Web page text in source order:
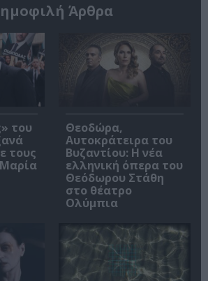
Άρθρα
του
τους
Θεοδώρα,
Αυτοκράτειρα του
Βυζαντίου: Η νέα
ελληνική όπερα του
Θεόδωρου Στάθη
στο θέατρο
Ολύμπια